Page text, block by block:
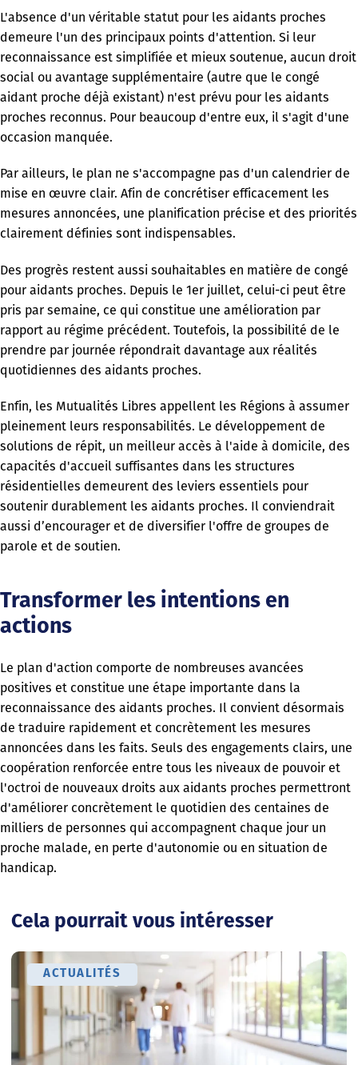
L'absence d'un véritable statut pour les aidants proches
demeure l'un des principaux points d'attention. Si leur
reconnaissance est simplifiée et mieux soutenue, aucun droit
social ou avantage supplémentaire (autre que le congé
aidant proche déjà existant) n'est prévu pour les aidants
proches reconnus. Pour beaucoup d'entre eux, il s'agit d'une
occasion manquée.
Par ailleurs, le plan ne s'accompagne pas d'un calendrier de
mise en œuvre clair. Afin de concrétiser efficacement les
mesures annoncées, une planification précise et des priorités
clairement définies sont indispensables.
Des progrès restent aussi souhaitables en matière de congé
pour aidants proches. Depuis le 1er juillet, celui-ci peut être
pris par semaine, ce qui constitue une amélioration par
rapport au régime précédent. Toutefois, la possibilité de le
prendre par journée répondrait davantage aux réalités
quotidiennes des aidants proches.
Enfin, les Mutualités Libres appellent les Régions à assumer
pleinement leurs responsabilités. Le développement de
solutions de répit, un meilleur accès à l'aide à domicile, des
capacités d'accueil suffisantes dans les structures
résidentielles demeurent des leviers essentiels pour
soutenir durablement les aidants proches. Il conviendrait
aussi d’encourager et de diversifier l'offre de groupes de
parole et de soutien.
Transformer les intentions en
actions
Le plan d'action comporte de nombreuses avancées
positives et constitue une étape importante dans la
reconnaissance des aidants proches. Il convient désormais
de traduire rapidement et concrètement les mesures
annoncées dans les faits. Seuls des engagements clairs, une
coopération renforcée entre tous les niveaux de pouvoir et
l'octroi de nouveaux droits aux aidants proches permettront
d'améliorer concrètement le quotidien des centaines de
milliers de personnes qui accompagnent chaque jour un
proche malade, en perte d'autonomie ou en situation de
handicap.
Cela pourrait vous intéresser
ACTUALITÉS